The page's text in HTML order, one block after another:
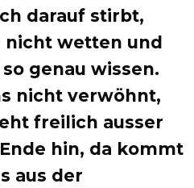
darauf stirbt,
nicht wetten und
genau wissen.
nicht verwöhnt,
freilich ausser
hin, da kommt
aus der